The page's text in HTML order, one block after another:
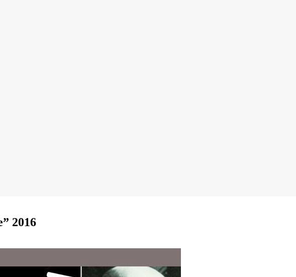
2016